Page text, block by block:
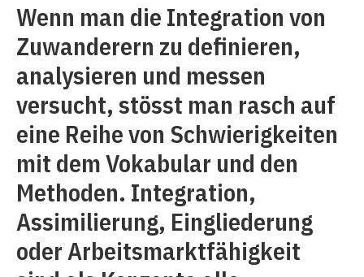
Wenn man die Integration von
Zuwanderern zu definieren,
analysieren und messen
versucht, stösst man rasch auf
eine Reihe von Schwierigkeiten
mit dem Vokabular und den
Methoden. Integration,
Assimilierung, Eingliederung
oder Arbeitsmarktfähigkeit